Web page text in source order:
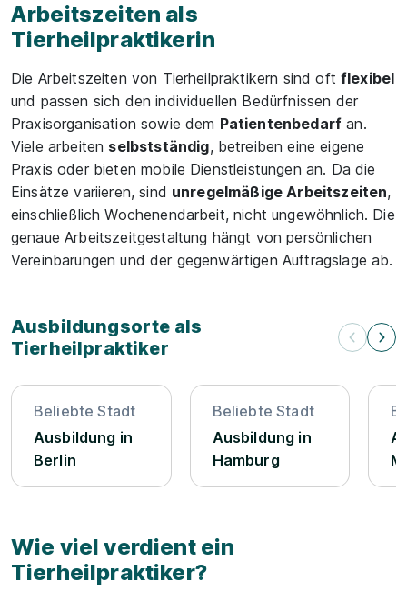
Arbeitszeiten als
Tierheilpraktikerin
Die Arbeitszeiten von Tierheilpraktikern sind oft flexibel
und passen sich den individuellen Bedürfnissen der
Praxisorganisation sowie dem Patientenbedarf an.
Viele arbeiten selbstständig, betreiben eine eigene
Praxis oder bieten mobile Dienstleistungen an. Da die
Einsätze variieren, sind unregelmäßige Arbeitszeiten,
einschließlich Wochenendarbeit, nicht ungewöhnlich. Die
genaue Arbeitszeitgestaltung hängt von persönlichen
Vereinbarungen und der gegenwärtigen Auftragslage ab.
Ausbildungsorte als
Tierheilpraktiker
Beliebte Stadt
Ausbildung in
Berlin
Beliebte Stadt
Ausbildung in
Hamburg
Wie viel verdient ein
Tierheilpraktiker?